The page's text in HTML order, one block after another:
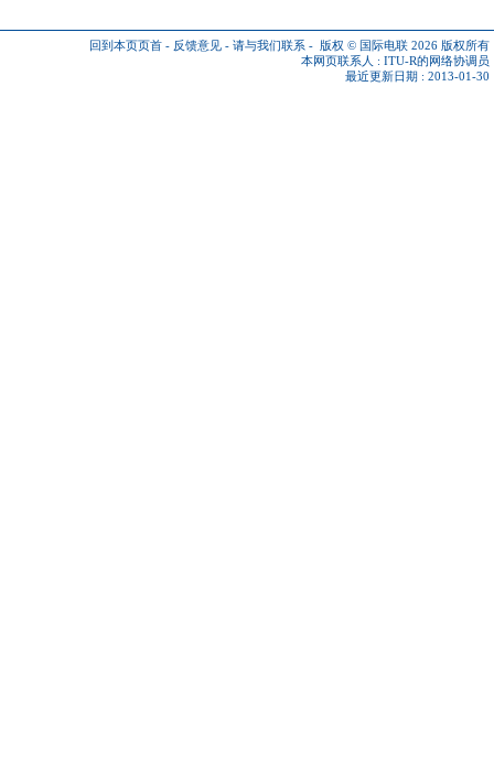
回到本页页首 - 反馈意见 - 请与我们联系 - 版权 © 国际电联 2026 版权所有
本网页联系人 : ITU-R的网络协调员
最近更新日期 : 2013-01-30